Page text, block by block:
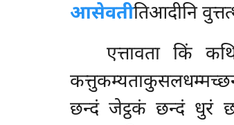
आसेवतीतिआदीनि
एत्तावताकिं
छन्दं जेट्ठकं छन्दं धुरं